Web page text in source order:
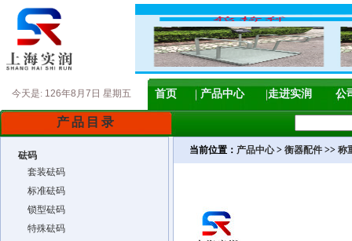
今天是: 126年8月7日 星期五 首页 产品中心 走进实润 公
产品目录
砝码
套装砝码
标准砝码
锁型砝码
特殊砝码
当前位置： 产品中心> 衡器配件 >> 称